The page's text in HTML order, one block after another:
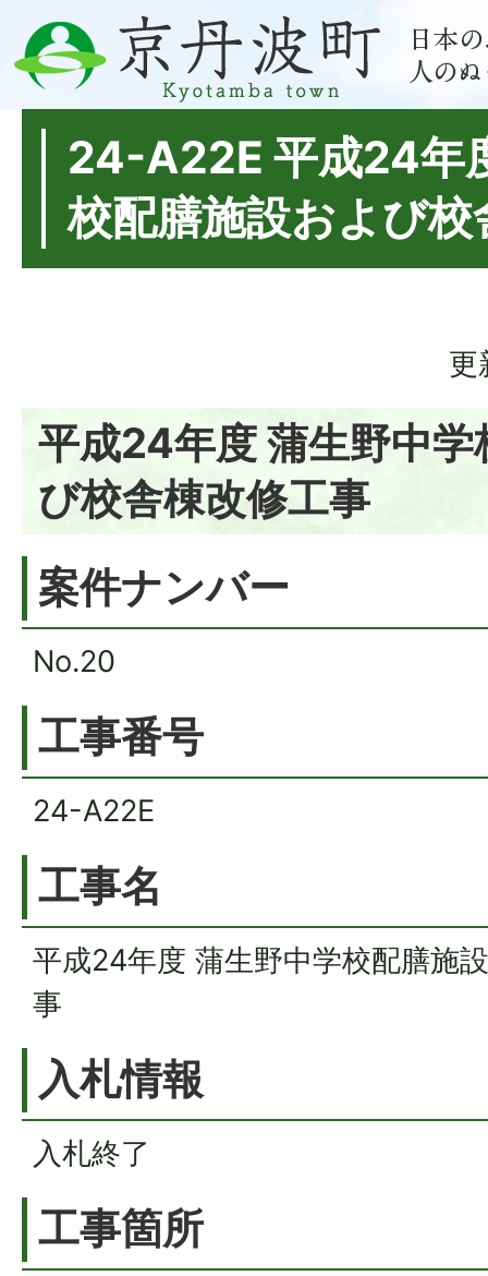
24-A22E 平成24年
校配膳施設および校
更
平成24年度 蒲生野中
び校舎棟改修工事
案件ナンバー
No.20
工事番号
24-A22E
工事名
平成24年度 蒲生野中学校配膳施
事
入札情報
入札終了
工事箇所